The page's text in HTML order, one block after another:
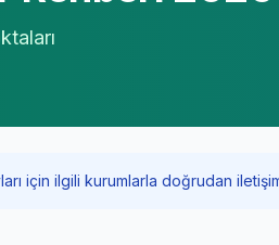
için ilgili kurumlarla doğrudan